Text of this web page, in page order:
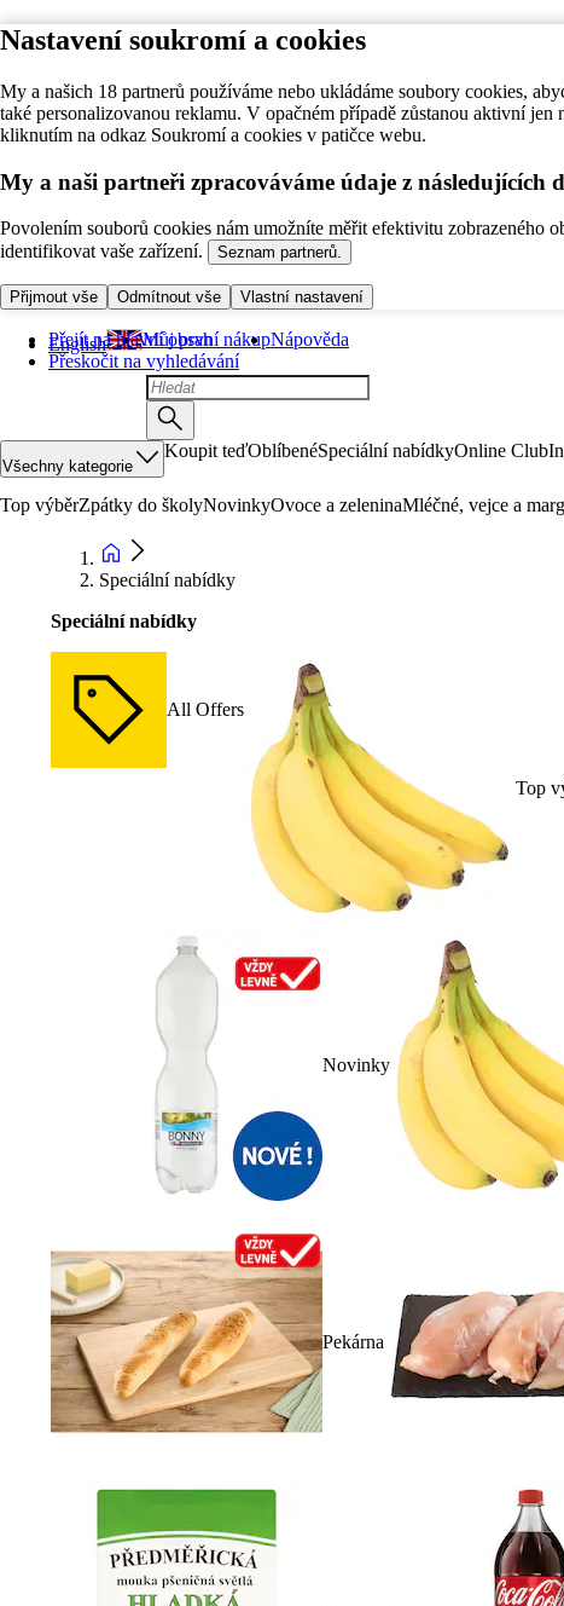
Nastavení soukromí a cookies
My a našich 18 partnerů používáme nebo ukládáme soubory cookies,
také personalizovanou reklamu. V opačném případě zůstanou aktivní
kliknutím na odkaz Soukromí a cookies v patičce webu.
My a naši partneři zpracováváme údaje z následujících
Povolením souborů cookies nám umožníte měřit efektivitu zobrazeného
identifikovat vaše zařízení.
Seznam partnerů.
Přijmout vše Odmítnout vše Vlastní nastavení
Přejít na hlavní obsah
Přeskočit na vyhledávání
English Můj první nákupNápověda
Všechny kategorie
Koupit teďOblíbenéSpeciální nabídkyOnline Club
Top výběrZpátky do školyNovinkyOvoce a zeleninaMléčné, vejce a
Speciální nabídky
Speciální nabídky
All Offers
Top
Novinky
Pekárna